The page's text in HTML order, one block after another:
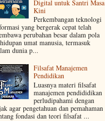
Digital untuk Santri Masa
Kini
Perkembangan teknologi
yang bergerak cepat telah
perubahan besar dalam pola
umat manusia, termasuk
dunia p...
Filsafat Manajemen
Pendidikan
Luasnya materi filsafat
manajemen pendididikan
perludipahami dengan
agar pengetahuan dan pemahaman
fondasi dan teori filsafat ...